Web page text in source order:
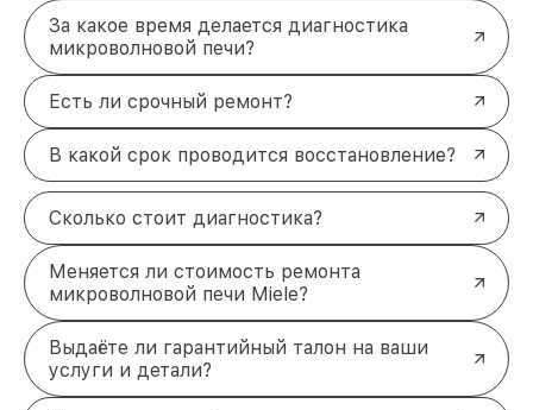
За какое время делается диагностика
микроволновой печи?
Есть ли срочный ремонт?
В какой срок проводится восстановление?
Сколько стоит диагностика?
Меняется ли стоимость ремонта
микроволновой печи Miele?
Выдаёте ли гарантийный талон на ваши
услуги и детали?